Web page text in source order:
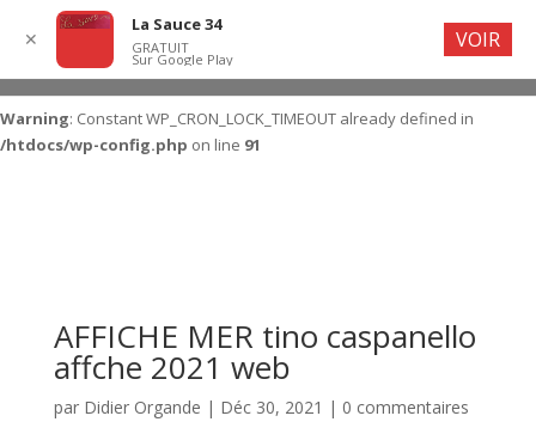
Warning : Constant WP_CRON_LOCK_TIMEOUT already defined in
/htdocs/wp-config.php on line 91
AFFICHE MER tino caspanello
affche 2021 web
par Didier Organde | Déc 30, 2021 | 0 commentaires
✕
La Sauce 34
GRATUIT
Sur Google Play
VOIR